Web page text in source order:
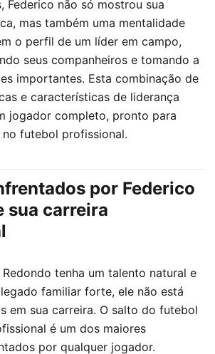
Federico não só mostrou sua
mas também uma mentalidade
o perfil de um líder em campo,
seus companheiros e tomando a
importantes. Esta combinação de
e características de liderança
jogador completo, pronto para
futebol profissional.
por Federico
sua carreira
tenha um talento natural e
familiar forte, ele não está
em sua carreira. O salto do futebol
é um dos maiores
por qualquer jogador.